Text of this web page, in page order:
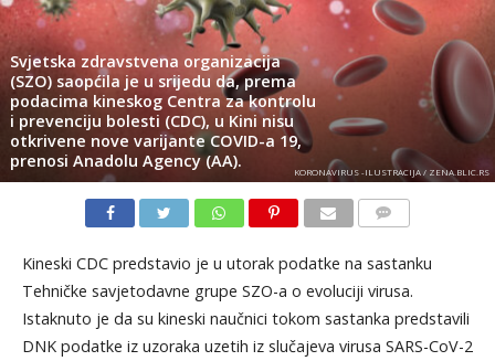
Svjetska zdravstvena organizacija
(SZO) saopćila je u srijedu da, prema
podacima kineskog Centra za kontrolu
i prevenciju bolesti (CDC), u Kini nisu
otkrivene nove varijante COVID-a 19,
prenosi Anadolu Agency (AA).
KORONAVIRUS -ILUSTRACIJA / ZENA.BLIC.RS
Kineski CDC predstavio je u utorak podatke na sastanku
Tehničke savjetodavne grupe SZO-a o evoluciji virusa.
Istaknuto je da su kineski naučnici tokom sastanka predstavili
DNK podatke iz uzoraka uzetih iz slučajeva virusa SARS-CoV-2